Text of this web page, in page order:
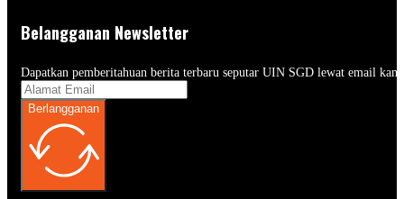
Belangganan Newsletter
Dapatkan pemberitahuan berita terbaru seputar UIN SGD lewat email
Berlangganan